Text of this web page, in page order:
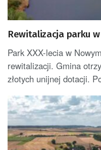
Rewitalizacja parku
Park XXX-lecia w
rewitalizacji. Gmina
złotych unijnej dotacji.